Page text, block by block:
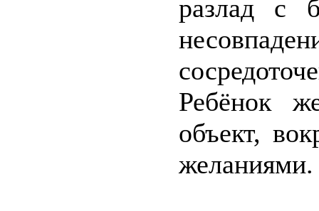
разлад с
Ребёнок
объект,
желаниями.